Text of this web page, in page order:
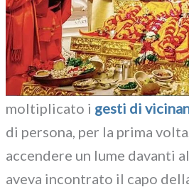
mol­ti­pli­ca­to i gesti di
di per­so­na, per la pri­ma
accen­de­re un lume davan­ti
ave­va incon­tra­to il capo